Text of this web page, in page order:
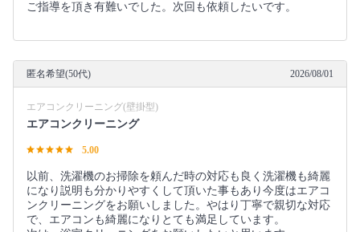
ご指導を頂き有難いでした。次回も依頼したいです。
匿名希望(50代) 2026/08/01
エアコンクリーニング(壁掛型)
エアコンクリーニング
5.00
以前、洗濯機のお掃除を頼んだ時の対応も良く洗濯機も綺麗
になり説明も分かりやすくして頂いた事もあり今度はエアコ
ンクリーニングをお願いしました。やはり丁寧で親切な対応
で、エアコンも綺麗になりとても満足しています。